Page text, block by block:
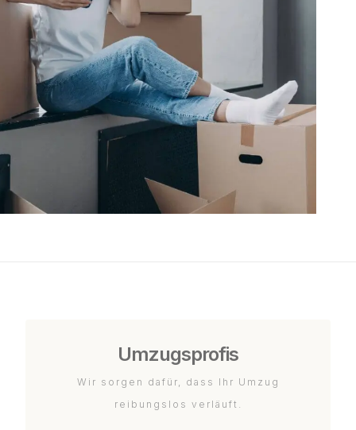
Umzugsprofis
Wir sorgen dafür, dass Ihr Umzug
reibungslos verläuft.